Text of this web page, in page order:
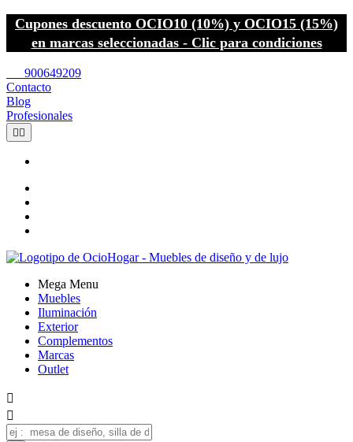
Cupones descuento OCIO10 (10%) y OCIO15 (15%)
en marcas seleccionadas - Clic para condiciones
900649209
Contacto
Blog
Profesionales
 
Mega Menu
Muebles
Iluminación
Exterior
Complementos
Marcas
Outlet

